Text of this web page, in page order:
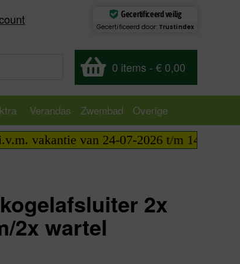
Gecertificeerd veilig
Gecertificeerd door: Trustindex
0 items - € 0,00
Verandas Zwembad
Overige
van 24-07-2026 t/m 14-08-2026
2x
2x wartel